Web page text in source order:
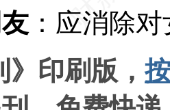
：应消除
》印刷版，